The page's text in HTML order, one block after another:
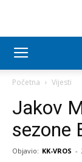
Početna Vijesti
Jakov
sezone
Objavio: KK-VROS -